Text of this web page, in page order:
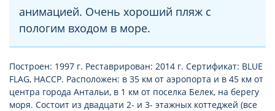
анимацией. Очень хороший пляж с
пологим входом в море.
Построен: 1997 г. Реставрирован: 2014 г. Сертификат: BLUE
FLAG, HACCP. Расположен: в 35 км от аэропорта и в 45 км от
центра города Антальи, в 1 км от поселка Белек, на берегу
моря. Состоит из двадцати 2- и 3- этажных коттеджей (все